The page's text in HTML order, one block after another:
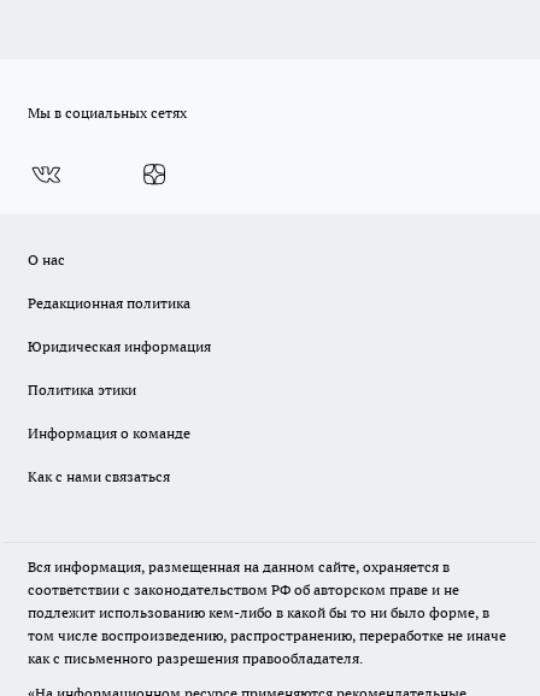
Мы в социальных сетях
О нас
Редакционная политика
Юридическая информация
Политика этики
Информация о команде
Как с нами связаться
Вся информация, размещенная на данном сайте, охраняется в
соответствии с законодательством РФ об авторском праве и не
подлежит использованию кем-либо в какой бы то ни было форме, в
том числе воспроизведению, распространению, переработке не иначе
как с письменного разрешения правообладателя.